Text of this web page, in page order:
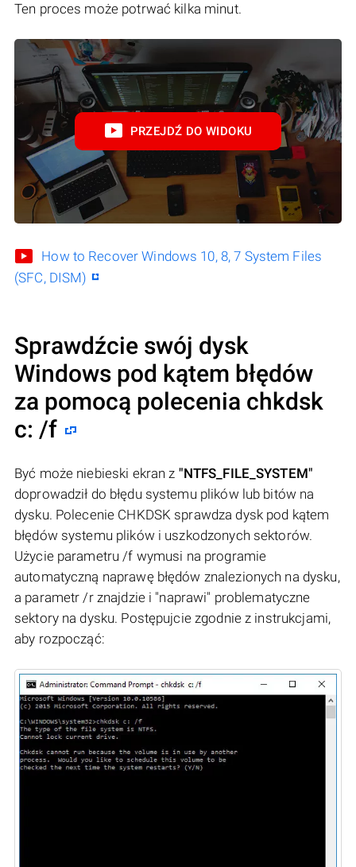
Ten proces może potrwać kilka minut.
PRZEJDŹ DO WIDOKU
How to Recover Windows 10, 8, 7 System Files
(SFC, DISM)
Sprawdźcie swój dysk
Windows pod kątem błędów
za pomocą polecenia chkdsk
c: /f
Być może niebieski ekran z "NTFS_FILE_SYSTEM"
doprowadził do błędu systemu plików lub bitów na
dysku. Polecenie CHKDSK sprawdza dysk pod kątem
błędów systemu plików i uszkodzonych sektorów.
Użycie parametru /f wymusi na programie
automatyczną naprawę błędów znalezionych na dysku,
a parametr /r znajdzie i "naprawi" problematyczne
sektory na dysku. Postępujcie zgodnie z instrukcjami,
aby rozpocząć: